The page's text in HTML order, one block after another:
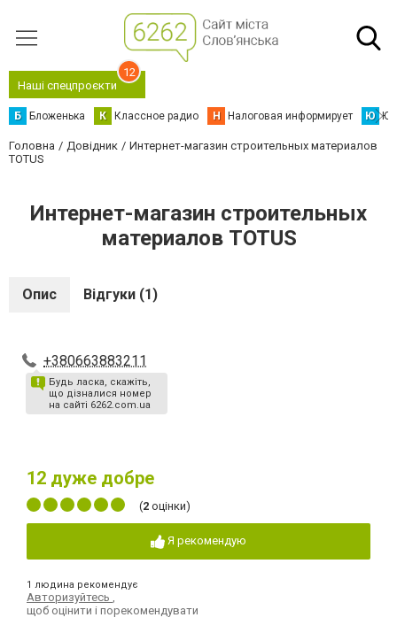
Наші спецпроєкти
12
Б Бложенька К Классное радио Н Налоговая информирует Ю
Головна Довідник
Интернет-магазин строительных материалов
TOTUS
Интернет-магазин строительных
материалов TOTUS
Опис Відгуки (1)
+380663883211
Будь ласка, скажіть,
що дізналися номер
на сайті 6262.com.ua
12 дуже добре
(2 оцінки)
Я рекомендую
1 людина рекомендує
Авторизуйтесь
щоб оцінити і порекомендувати